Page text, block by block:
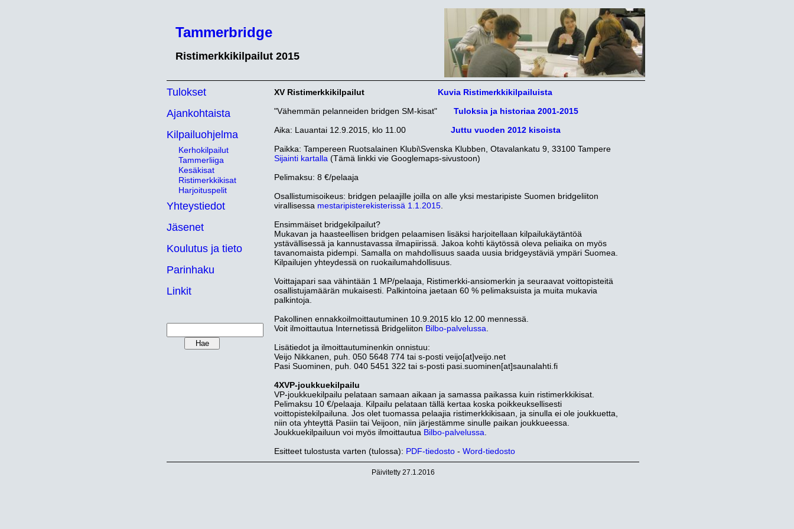
Tammerbridge
Ristimerkkikilpailut 2015
Tulokset
Ajankohtaista
Kilpailuohjelma
Kerhokilpailut
Tammerliiga
Kesäkisat
Ristimerkkikisat
Harjoituspelit
Yhteystiedot
Jäsenet
Koulutus ja tieto
Parinhaku
Linkit
XV Ristimerkkikilpailut
Kuvia Ristimerkkikilpailuista
"Vähemmän pelanneiden bridgen SM-kisat" Tuloksia ja historiaa 2001-2015
Aika: Lauantai 12.9.2015, klo 11.00 Juttu vuoden 2012 kisoista
Paikka: Tampereen Ruotsalainen Klubi\Svenska Klubben, Otavalankatu 9, 33100 Tampere
Sijainti kartalla (Tämä linkki vie Googlemaps-sivustoon)
Pelimaksu: 8 €/pelaaja
Osallistumisoikeus: bridgen pelaajille joilla on alle yksi mestaripiste Suomen bridgeliiton
virallisessa mestaripisterekisterissä 1.1.2015.
Ensimmäiset bridgekilpailut?
Mukavan ja haasteellisen bridgen pelaamisen lisäksi harjoitellaan kilpailukäytäntöä
ystävällisessä ja kannustavassa ilmapiirissä. Jakoa kohti käytössä oleva peliaika on myös
tavanomaista pidempi. Samalla on mahdollisuus saada uusia bridgeystäviä ympäri Suomea.
Kilpailujen yhteydessä on ruokailumahdollisuus.
Voittajapari saa vähintään 1 MP/pelaaja, Ristimerkki-ansiomerkin ja seuraavat voittopisteitä
osallistujamäärän mukaisesti. Palkintoina jaetaan 60 % pelimaksuista ja muita mukavia
palkintoja.
Pakollinen ennakkoilmoittautuminen 10.9.2015 klo 12.00 mennessä.
Voit ilmoittautua Internetissä Bridgeliiton Bilbo-palvelussa
Lisätiedot ja ilmoittautuminenkin onnistuu:
Veijo Nikkanen, puh. 050 5648 774 tai s-posti veijo[at]veijo.net
Pasi Suominen, puh. 040 5451 322 tai s-posti pasi.suominen[at]saunalahti.fi
4XVP-joukkuekilpailu
VP-joukkuekilpailu pelataan samaan aikaan ja samassa paikassa kuin ristimerkkikisat.
Pelimaksu 10 €/pelaaja. Kilpailu pelataan tällä kertaa koska poikkeuksellisesti
voittopistekilpailuna. Jos olet tuomassa pelaajia ristimerkkikisaan, ja sinulla ei ole joukkuetta,
niin ota yhteyttä Pasiin tai Veijoon, niin järjestämme sinulle paikan joukkueessa.
Joukkuekilpailuun voi myös ilmoittautua Bilbo-palvelussa
Esitteet tulostusta varten (tulossa): PDF-tiedosto- Word-tiedosto
Päivitetty 27.1.2016